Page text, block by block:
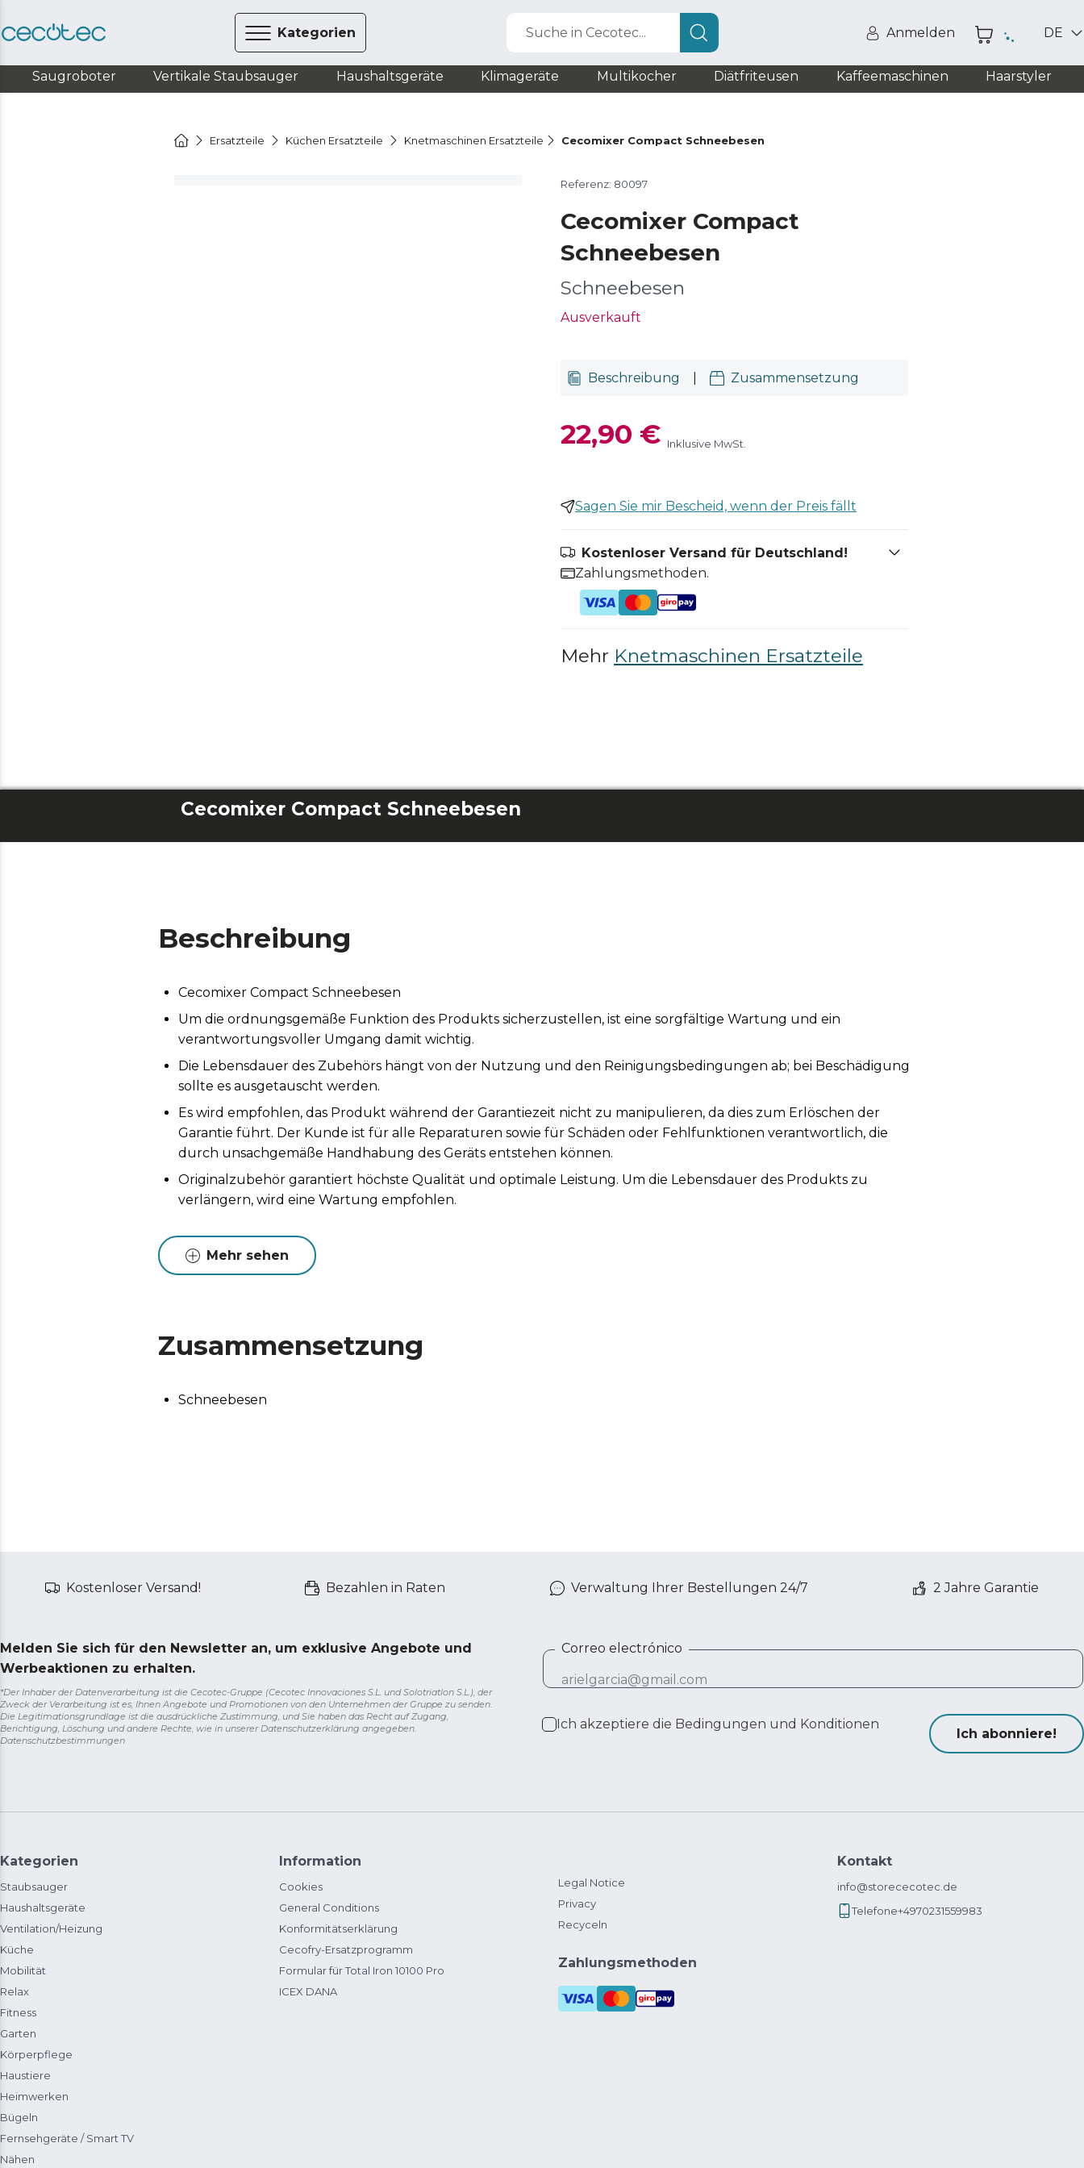
Kategorien Suche in Cecotec... Anmelden DE
Saugroboter Vertikale Staubsauger Haushaltsgeräte Klimageräte Multikocher Diätfriteusen Kaffeemaschinen Haarstyler
Ersatzteile Küchen Ersatzteile Knetmaschinen Ersatzteile Cecomixer Compact Schneebesen
Referenz: 80097
Cecomixer Compact
Schneebesen
Schneebesen
Ausverkauft
Beschreibung Zusammensetzung
22,90 € Inklusive MwSt.
Sagen Sie mir Bescheid, wenn der Preis fällt
Kostenloser Versand für Deutschland!
Zahlungsmethoden.
Mehr Knetmaschinen Ersatzteile
Cecomixer Compact Schneebesen
Beschreibung
Cecomixer Compact Schneebesen
Um die ordnungsgemäße Funktion des Produkts sicherzustellen, ist eine sorgfältige Wartung und ein
verantwortungsvoller Umgang damit wichtig.
Die Lebensdauer des Zubehörs hängt von der Nutzung und den Reinigungsbedingungen ab; bei Beschädigung
sollte es ausgetauscht werden.
Es wird empfohlen, das Produkt während der Garantiezeit nicht zu manipulieren, da dies zum Erlöschen der
Garantie führt. Der Kunde ist für alle Reparaturen sowie für Schäden oder Fehlfunktionen verantwortlich, die
durch unsachgemäße Handhabung des Geräts entstehen können.
Originalzubehör garantiert höchste Qualität und optimale Leistung. Um die Lebensdauer des Produkts zu
verlängern, wird eine Wartung empfohlen.
Mehr sehen
Zusammensetzung
Schneebesen
Kostenloser Versand! Bezahlen in Raten Verwaltung Ihrer Bestellungen 24/7 2 Jahre Garantie
Melden Sie sich für den Newsletter an, um exklusive Angebote und
Werbeaktionen zu erhalten.
*Der Inhaber der Datenverarbeitung ist die Cecotec-Gruppe (Cecotec Innovaciones S.L. und Solotriatlon S.L.), der
Zweck der Verarbeitung ist es, Ihnen Angebote und Promotionen von den Unternehmen der Gruppe zu senden.
Die Legitimationsgrundlage ist die ausdrückliche Zustimmung, und Sie haben das Recht auf Zugang,
Berichtigung, Löschung und andere Rechte, wie in unserer Datenschutzerklärung angegeben.
Datenschutzbestimmungen
Correo electrónico
Ich akzeptiere die Bedingungen und Konditionen
Ich abonniere!
Kategorien
Staubsauger
Haushaltsgeräte
Ventilation/Heizung
Küche
Mobilität
Relax
Fitness
Garten
Körperpflege
Haustiere
Heimwerken
Bügeln
Fernsehgeräte / Smart TV
Nähen
Information
Cookies
General Conditions
Konformitätserklärung
Cecofry-Ersatzprogramm
Formular für Total Iron 10100 Pro
ICEX DANA
Legal Notice
Privacy
Recyceln
Zahlungsmethoden
Kontakt
info@storececotec.de
Telefone+4970231559983